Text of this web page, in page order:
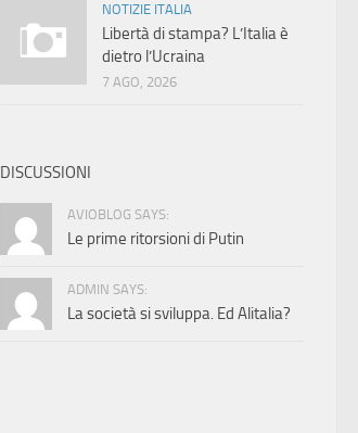
NOTIZIE ITALIA
Libertà di stampa? L’Italia è
dietro l’Ucraina
7 AGO, 2026
DISCUSSIONI
AVIOBLOG SAYS:
Le prime ritorsioni di Putin
ADMIN SAYS:
La società si sviluppa. Ed Alitalia?